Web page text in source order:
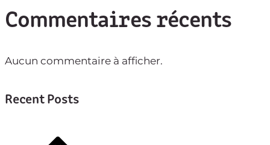
Commentaires récents
Aucun commentaire à afficher.
Recent Posts